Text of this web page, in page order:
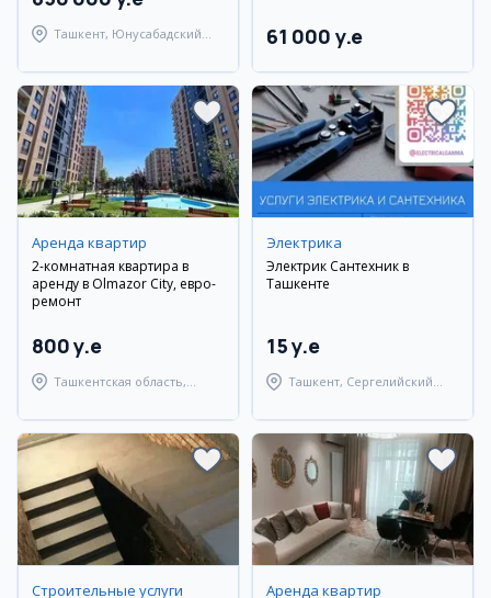
Ташкент, Юнусабадский
61 000 y.e
Аренда квартир
2-комнатная квартира в
аренду в Olmazor City, евро-
ремонт
800 y.e
Ташкентская область,
Электрика
Электрик Сантехник в
Ташкенте
15 y.e
Ташкент, Сергелийский
Строительные услуги Аренда квартир